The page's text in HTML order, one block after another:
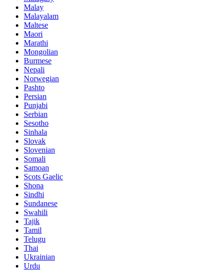
Malay
Malayalam
Maltese
Maori
Marathi
Mongolian
Burmese
Nepali
Norwegian
Pashto
Persian
Punjabi
Serbian
Sesotho
Sinhala
Slovak
Slovenian
Somali
Samoan
Scots Gaelic
Shona
Sindhi
Sundanese
Swahili
Tajik
Tamil
Telugu
Thai
Ukrainian
Urdu